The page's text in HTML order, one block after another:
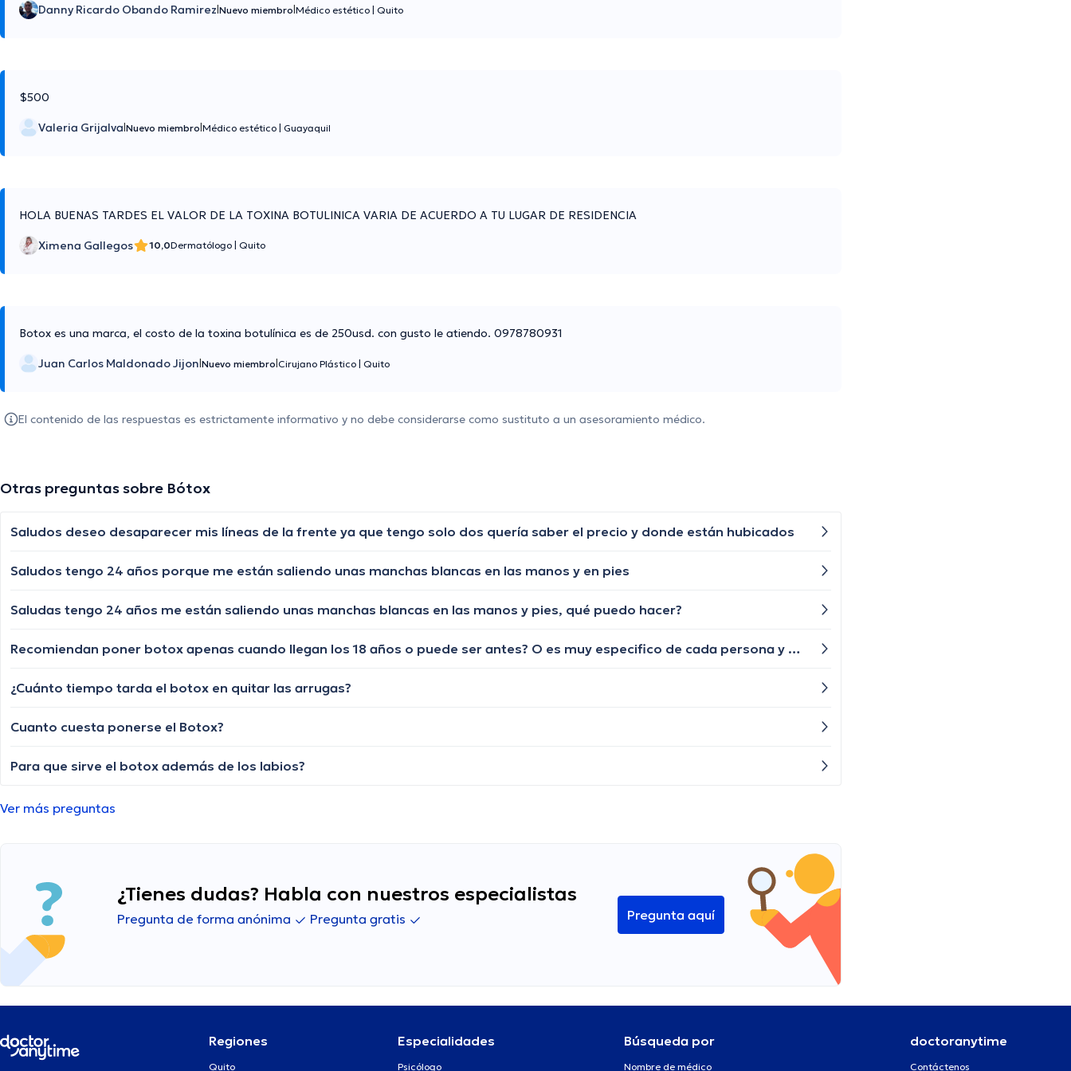
Danny Ricardo Obando Ramirez Nuevo miembro Médico estético Quito
$500
Valeria Grijalva Nuevo miembro Médico estético Guayaquil
HOLA BUENAS TARDES EL VALOR DE LA TOXINA BOTULINICA VARIA DE ACUERDO A TU LUGAR DE RESIDENCIA
Ximena Gallegos 10,0Dermatólogo Quito
Botox es una marca, el costo de la toxina botulínica es de 250usd. con gusto le atiendo. 0978780931
Juan Carlos Maldonado Jijon Nuevo miembro Cirujano Plástico Quito
El contenido de las respuestas es estrictamente informativo y no debe considerarse como sustituto a un asesoramiento médico.
Otras preguntas sobre Bótox
Saludos deseo desaparecer mis líneas de la frente ya que tengo solo dos quería saber el precio y donde están hubicados
Saludos tengo 24 años porque me están saliendo unas manchas blancas en las manos y en pies
Saludas tengo 24 años me están saliendo unas manchas blancas en las manos y pies, qué puedo hacer?
Recomiendan poner botox apenas cuando llegan los 18 años o puede ser antes? O es muy especifico de cada persona y mejor esperar que me atienda un cirujano plastico?
¿Cuánto tiempo tarda el botox en quitar las arrugas?
Cuanto cuesta ponerse el Botox?
Para que sirve el botox además de los labios?
Ver más preguntas
¿Tienes dudas? Habla con nuestros especialistas
Pregunta de forma anónima Pregunta gratis Pregunta aquí
Regiones
Quito
Especialidades
Psicólogo
Búsqueda por
Nombre de médico
doctoranytime
Contáctenos